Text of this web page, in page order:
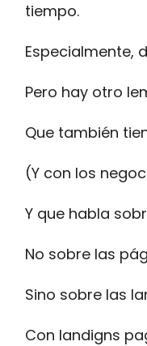
tiempo.
Especialmente,
Pero hay otro
Que también
(Y con los
Y que habla
No sobre las
Sino sobre las
Con landigns